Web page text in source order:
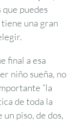
puedes
una gran
final a esa
niño sueña, no
“la
de toda la
piso, de dos,